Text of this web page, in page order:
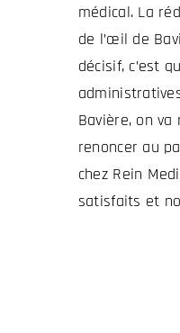
médical. La
de l’œil de
décisif, c’est
Bavière, on
renoncer au
chez Rein
satisfaits et